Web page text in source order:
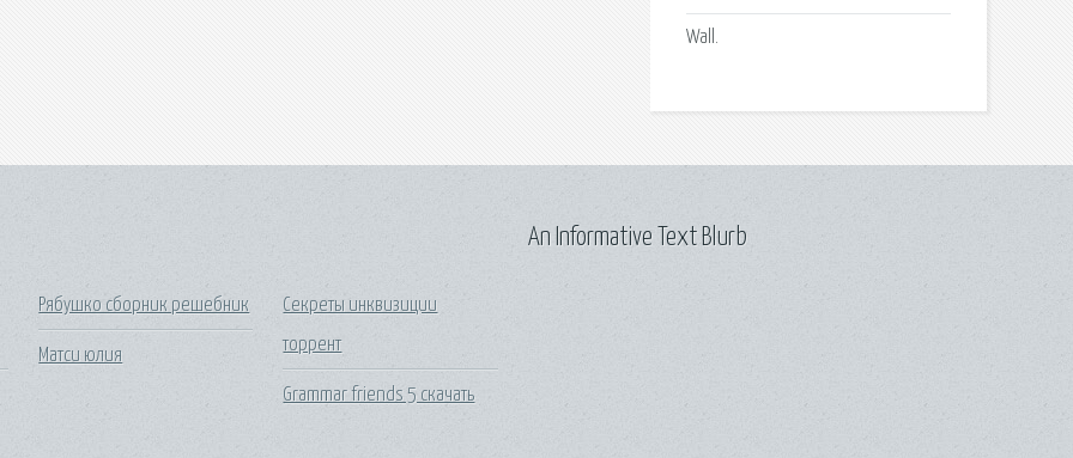
Wall.
Рябушко сборник решебник
Матси юлия
Секреты инквизиции
торрент
Grammar friends 5 скачать
An Informative Text Blurb